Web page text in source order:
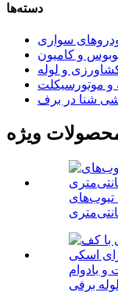
دسته‌ها
سواری
و کامیون
و موتورسیکلت
شنا در برف
ویژه
تیوب‌های
بادوام